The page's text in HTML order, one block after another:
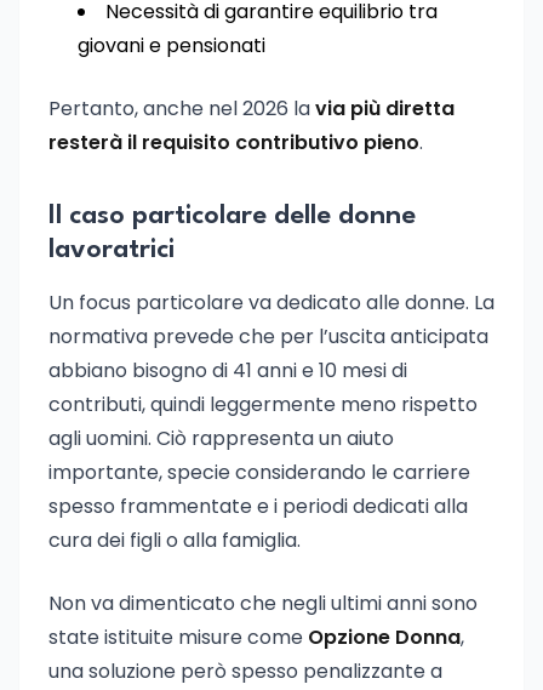
Necessità di garantire equilibrio tra
giovani e pensionati
Pertanto, anche nel 2026 lavia più diretta
resterà il requisito contributivo pieno.
Il caso particolare delle donne
lavoratrici
Un focus particolare va dedicato alle donne. La
normativa prevede che per l’uscita anticipata
abbiano bisogno di 41 anni e 10 mesi di
contributi, quindi leggermente meno rispetto
agli uomini. Ciò rappresenta un aiuto
importante, specie considerando le carriere
spesso frammentate e i periodi dedicati alla
cura dei figli o alla famiglia.
Non va dimenticato che negli ultimi anni sono
state istituite misure come Opzione Donna,
una soluzione però spesso penalizzante a